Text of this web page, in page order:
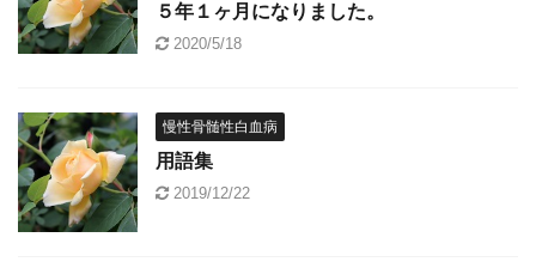
５年１ヶ月になりました。
2020/5/18
慢性骨髄性白血病
用語集
2019/12/22